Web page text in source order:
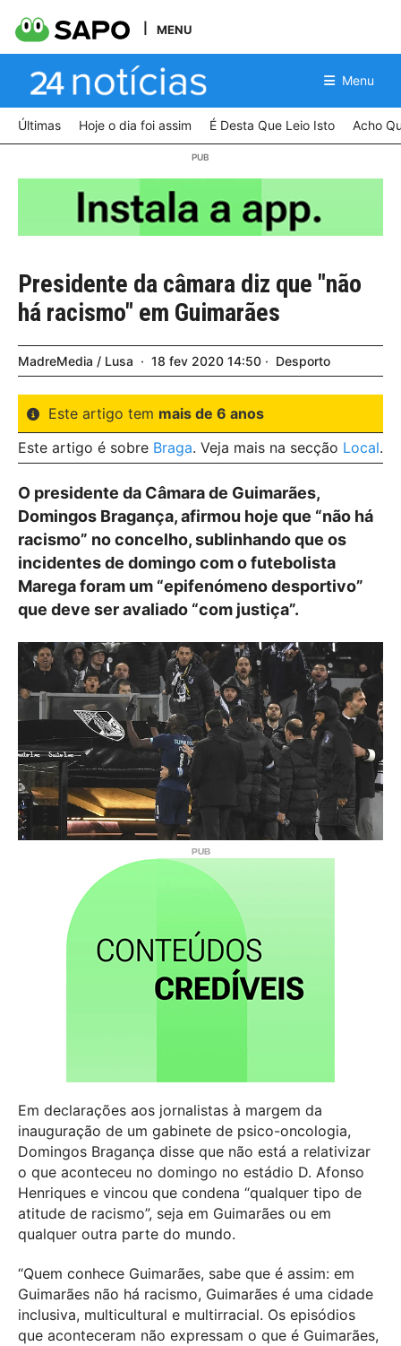
MENU
Menu
Últimas Hoje o dia foi assim É Desta Que Leio Isto Acho
Presidente da câmara diz que "não
há racismo" em Guimarães
MadreMedia / Lusa 18 fev 2020 14:50 Desporto
Este artigo tem mais de 6 anos
Este artigo é sobre Braga. Veja mais na secção Local.
O presidente da Câmara de Guimarães,
Domingos Bragança, afirmou hoje que “não há
racismo” no concelho, sublinhando que os
incidentes de domingo com o futebolista
Marega foram um “epifenómeno desportivo”
que deve ser avaliado “com justiça”.
Em declarações aos jornalistas à margem da
inauguração de um gabinete de psico-oncologia,
Domingos Bragança disse que não está a relativizar
o que aconteceu no domingo no estádio D. Afonso
Henriques e vincou que condena “qualquer tipo de
atitude de racismo”, seja em Guimarães ou em
qualquer outra parte do mundo.
“Quem conhece Guimarães, sabe que é assim: em
Guimarães não há racismo, Guimarães é uma cidade
inclusiva, multicultural e multirracial. Os episódios
que aconteceram não expressam o que é Guimarães,